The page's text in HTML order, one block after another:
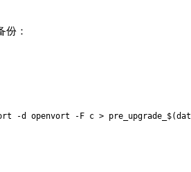
份：
-d openvort -F c > pre_upgrade_$(date